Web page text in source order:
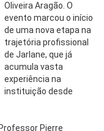
Oliveira Aragão. O
evento marcou o início
de uma nova etapa na
trajetória profissional
de Jarlane, que já
acumula vasta
experiência na
instituição desde
Pierre